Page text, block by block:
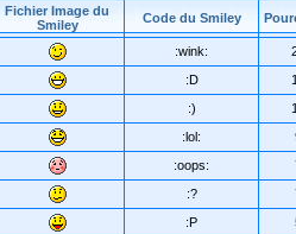
Fichier Image du
Smiley
Code du Smiley
:wink:
:D
:)
:lol:
:oops:
:?
:P